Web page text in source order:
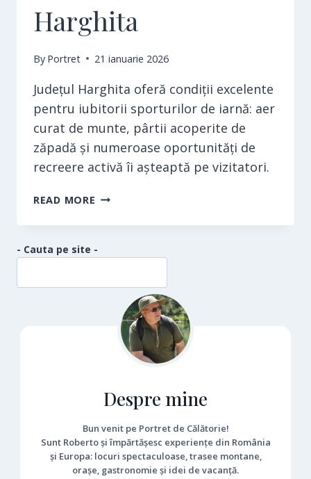
Harghita
By Portret 21 ianuarie 2026
Județul Harghita oferă condiții excelente
pentru iubitorii sporturilor de iarnă: aer
curat de munte, pârtii acoperite de
zăpadă și numeroase oportunități de
recreere activă îi așteaptă pe vizitatori.
READ MORE SCHI
JUDETUL
- Cauta pe site -
Despre mine
Bun venit pe Portret de Călătorie!
Sunt Roberto și împărtășesc experiențe din România
și Europa: locuri spectaculoase, trasee montane,
orașe, gastronomie și idei de vacanță.